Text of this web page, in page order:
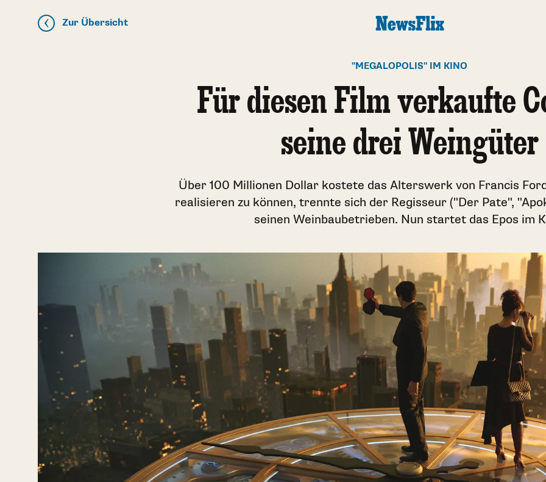
Zur Übersicht
"MEGALOPOLIS" IM KINO
Für diesen Film verkaufte
seine drei Weingüter
Über 100 Millionen Dollar kostete das Alterswerk von Francis
realisieren zu können, trennte sich der Regisseur ("Der Pate",
seinen Weinbaubetrieben. Nun startet das Epos im